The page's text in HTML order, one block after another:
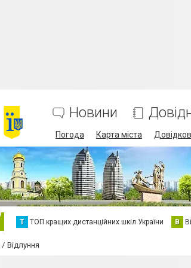
Новини
Погода Карта міста
Т ТОП кращих дистанційних шкіл України В
Відлуння